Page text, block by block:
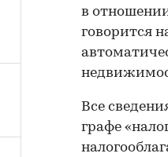
в
говорится
Все
графе